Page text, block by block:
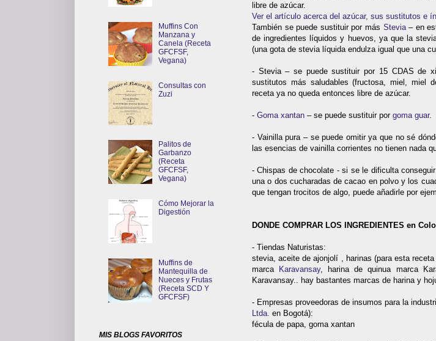
libre de azúcar.
Ver el artículo acerca del azúcar, sus sustitutos e
También se puede sustituir por más Stevia– en
de ingredientes líquidos y huevos, ya que la
(una gota de stevia líquida endulza igual que una
- Stevia – se puede sustituir por 15 CDAS de
sustitutos más saludables (fructosa, miel, miel
receta ya no queda entonces libre de azúcar.
- Goma xantan – se puede sustituir por goma guar.
- Vainilla pura – se puede omitir ya que no sé
las esencias de vainilla corrientes no tienen nada
- Chispas de chocolate - si se le dificulta
una o dos cucharadas de cacao en polvo y los
que tengan trocitos de algo, puede añadirle por
DONDE COMPRAR LOS INGREDIENTES en
- Tiendas Naturistas:
stevia, aceite de ajonjolí , harinas (para esta
marca Karavansay, harina de quinua marca
Karavansay.. hay bastantes marcas de harina y
- Empresas proveedoras de insumos para la
Ltda. en Bogotá):
fécula de papa, goma xantan
Muffins Con
Manzana y
Canela (Receta
GFCFSF,
Vegana)
Consultas con
Zuzi
Palitos de
Garbanzo
(Receta
GFCFSF,
Vegana)
Cómo Mejorar la
Digestión
Muffins de
Mantequilla de
Nueces y Frutas
(Receta SCD Y
GFCFSF)
MIS BLOGS FAVORITOS